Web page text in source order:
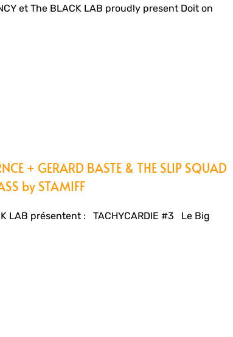
et The BLACK LAB proudly present Doit on
+ GERARD BASTE & THE SLIP SQUAD
by STAMIFF
LAB présentent : TACHYCARDIE #3 Le Big